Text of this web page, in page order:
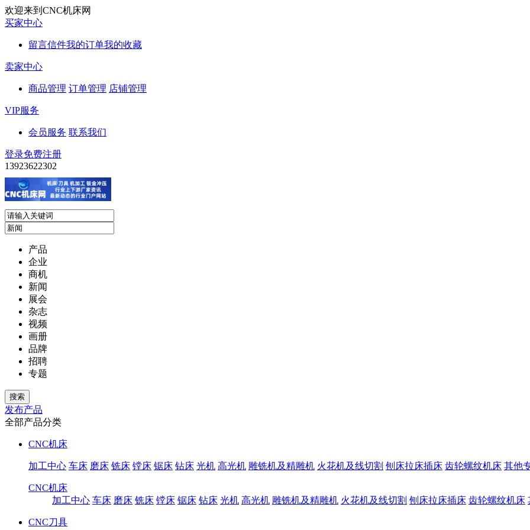
欢迎来到CNC机床网
买家中心
留言信件我的订单我的收藏
卖家中心
商品管理 订单管理 店铺管理
VIP服务
会员服务 联系我们
登录免费注册
13923622302
产品
企业
商机
新闻
展会
杂志
视频
画册
品牌
招聘
专题
发布产品
全部产品分类
CNC机床
加工中心 车床 磨床 铣床 镗床 锯床 钻床 光机 高光机 雕铣机及精雕机 火花机及线切割 刨床拉床插床 齿轮螺纹机床 其他
CNC机床
加工中心 车床 磨床 铣床 镗床 锯床 钻床 光机 高光机 雕铣机及精雕机 火花机及线切割 刨床拉床插床 齿轮螺纹机床
CNC刀具